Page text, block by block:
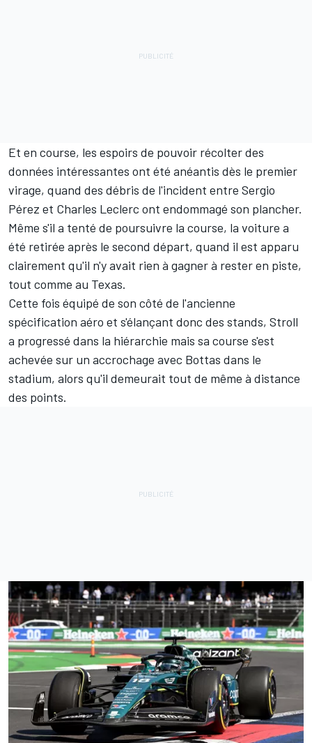
Et en course, les espoirs de pouvoir récolter des
données intéressantes ont été anéantis dès le premier
virage, quand des débris de l'incident entre Sergio
Pérez et Charles Leclerc ont endommagé son plancher.
Même s'il a tenté de poursuivre la course, la voiture a
été retirée après le second départ, quand il est apparu
clairement qu'il n'y avait rien à gagner à rester en piste,
tout comme au Texas.
Cette fois équipé de son côté de l'ancienne
spécification aéro et s'élançant donc des stands, Stroll
a progressé dans la hiérarchie mais sa course s'est
achevée sur un accrochage avec Bottas dans le
stadium, alors qu'il demeurait tout de même à distance
des points.